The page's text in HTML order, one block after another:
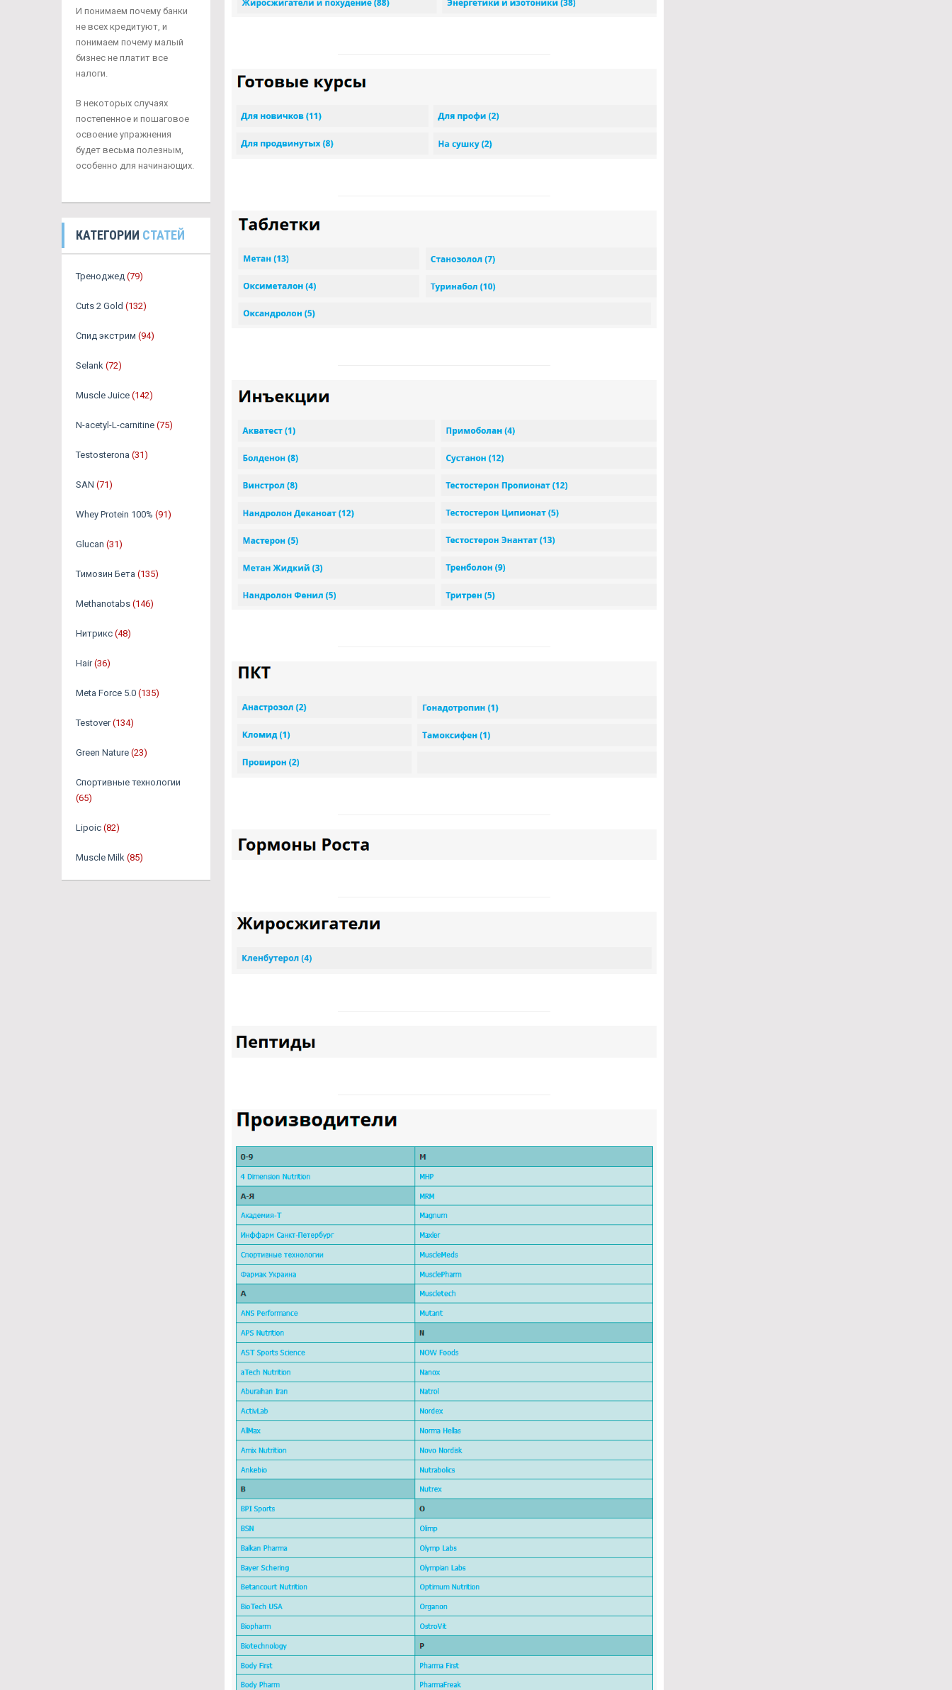
И понимаем почему банки
не всех кредитуют, и
понимаем почему малый
бизнес не платит все
налоги.
В некоторых случаях
постепенное и пошаговое
освоение упражнения
будет весьма полезным,
особенно для начинающих.
КАТЕГОРИИ СТАТЕЙ
Треноджед (79)
Cuts 2 Gold (132)
Спид экстрим (94)
Selank (72)
Muscle Juice (142)
N-acetyl-L-carnitine (75)
Testosterona (31)
SAN (71)
Whey Protein 100% (91)
Glucan (31)
Tимозин Бета (135)
Methanotabs (146)
Нитрикс (48)
Hair (36)
Meta Force 5.0 (135)
Testover (134)
Green Nature (23)
Спортивные технологии
(65)
Lipoic (82)
Muscle Milk (85)